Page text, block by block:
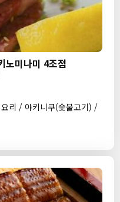
노미나미 4조점
리 / 야키니쿠(숯불고기) /